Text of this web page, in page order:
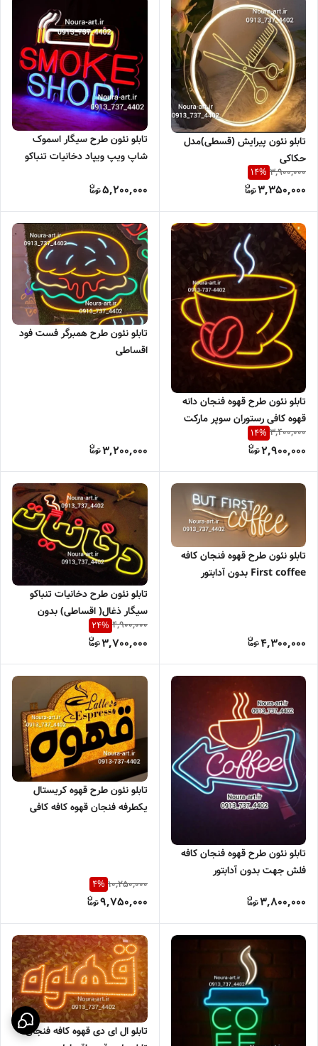
تابلو نئون پیرایش (قسطی)مدل
حکاکی
3,900,000
14%
3,350,000
تابلو نئون طرح سیگار اسموک
شاپ ویپ ویپاد دخانیات تنباکو
آدابتور
5,200,000
تابلو نئون طرح قهوه فنجان دانه
قهوه کافی رستوران سوپر مارکت
تابلو نعون فنجان بدون آدابتور
3,400,000
14%
2,900,000
تابلو نئون طرح همبرگر فست فود
اقساطی
3,200,000
تابلو نئون طرح قهوه فنجان کافه
First coffee بدون آدابتور
4,300,000
تابلو نئون طرح دخانیات تنباکو
سیگار ذغال( اقساطی) بدون
آدابتور
4,900,000
24%
3,700,000
تابلو نئون طرح قهوه فنجان کافه
فلش جهت بدون آدابتور
3,800,000
تابلو نئون طرح قهوه کریستال
یکطرفه فنجان قهوه کافه کافی
10,250,000
4%
9,750,000
تابلو ال ای دی قهوه کافه فنجان